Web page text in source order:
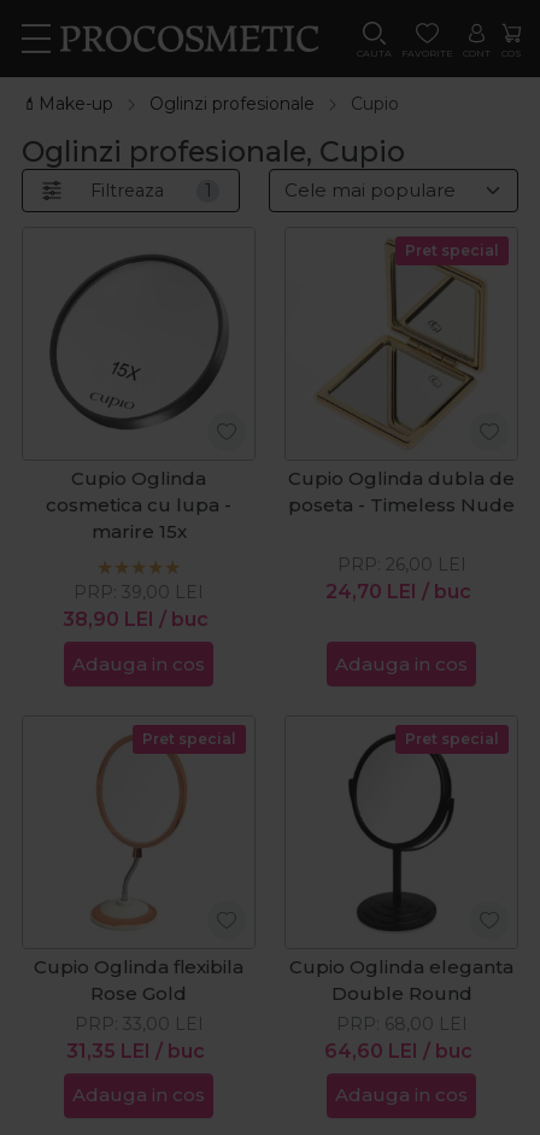
CAUTA FAVORITE CONT COS
💄Make-up Oglinzi profesionale Cupio
Oglinzi profesionale, Cupio
Filtreaza 1
Cupio Oglinda
cosmetica cu lupa -
marire 15x
38,90 LEI / buc
PRP: 39,00 LEI
Adauga in cos
Pret special
Cupio Oglinda dubla de
poseta - Timeless Nude
24,70 LEI / buc
PRP: 26,00 LEI
Adauga in cos
Pret special
Cupio Oglinda flexibila
Rose Gold
31,35 LEI / buc
PRP: 33,00 LEI
Adauga in cos
Pret special
Cupio Oglinda eleganta
Double Round
64,60 LEI / buc
PRP: 68,00 LEI
Adauga in cos